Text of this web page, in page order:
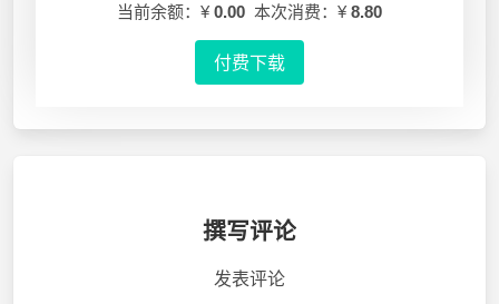
当前余额：¥ 0.00 本次消费：¥ 8.80
付费下载
撰写评论
发表评论